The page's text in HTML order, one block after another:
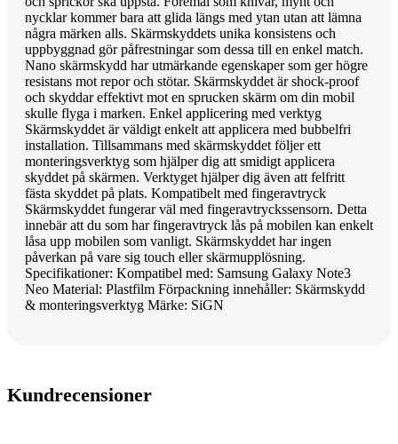
nycklar kommer bara att glida längs med ytan utan att lämna
några märken alls. Skärmskyddets unika konsistens och
uppbyggnad gör påfrestningar som dessa till en enkel match.
Nano skärmskydd har utmärkande egenskaper som ger högre
resistans mot repor och stötar. Skärmskyddet är shock-proof
och skyddar effektivt mot en sprucken skärm om din mobil
skulle flyga i marken. Enkel applicering med verktyg
Skärmskyddet är väldigt enkelt att applicera med bubbelfri
installation. Tillsammans med skärmskyddet följer ett
monteringsverktyg som hjälper dig att smidigt applicera
skyddet på skärmen. Verktyget hjälper dig även att felfritt
fästa skyddet på plats. Kompatibelt med fingeravtryck
Skärmskyddet fungerar väl med fingeravtryckssensorn. Detta
innebär att du som har fingeravtryck lås på mobilen kan enkelt
låsa upp mobilen som vanligt. Skärmskyddet har ingen
påverkan på vare sig touch eller skärmupplösning.
Specifikationer: Kompatibel med: Samsung Galaxy Note3
Neo Material: Plastfilm Förpackning innehåller: Skärmskydd
& monteringsverktyg Märke: SiGN
Kundrecensioner